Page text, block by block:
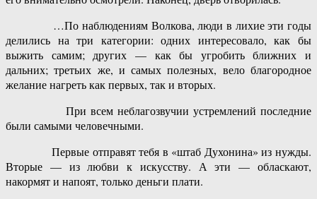
…По наблюдениям Волкова, люди в лихие эти годы
делились на три категории: одних интересовало, как бы
выжить самим; других — как бы угробить ближних и
дальних; третьих же, и самых полезных, вело благородное
желание нагреть как первых, так и вторых.
При всем неблагозвучии устремлений последние
были самыми человечными.
Первые отправят тебя в «штаб Духонина» из нужды.
Вторые — из любви к искусству. А эти — обласкают,
накормят и напоят, только деньги плати.